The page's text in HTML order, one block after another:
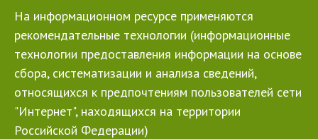
На информационном ресурсе применяются
рекомендательные технологии (информационные
технологии предоставления информации на основе
сбора, систематизации и анализа сведений,
относящихся к предпочтениям пользователей сети
"Интернет", находящихся на территории
Российской Федерации)